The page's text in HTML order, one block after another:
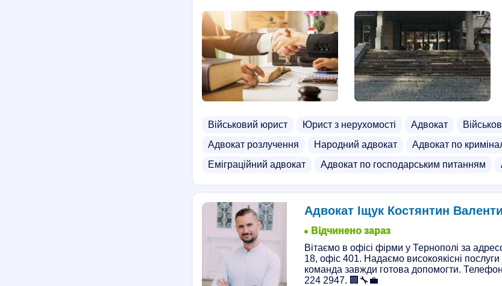
Військовий юрист Юрист з нерухомості Адвокат
Адвокат розлучення
Народний адвокат Адвокат по
Еміграційний адвокат
Адвокат по господарським питанням
Адвокат Іщук Костянтин
Відчинено зараз
Вітаємо в офісі фірми у Тернополі за
18, офіс 401. Надаємо високоякісні
команда завжди готова допомогти.
224 2947. 🏢🔧💼